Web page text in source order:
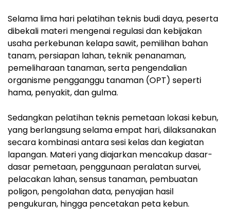
Selama lima hari pelatihan teknis budi daya, peserta
dibekali materi mengenai regulasi dan kebijakan
usaha perkebunan kelapa sawit, pemilihan bahan
tanam, persiapan lahan, teknik penanaman,
pemeliharaan tanaman, serta pengendalian
organisme pengganggu tanaman (OPT) seperti
hama, penyakit, dan gulma.
Sedangkan pelatihan teknis pemetaan lokasi kebun,
yang berlangsung selama empat hari, dilaksanakan
secara kombinasi antara sesi kelas dan kegiatan
lapangan. Materi yang diajarkan mencakup dasar-
dasar pemetaan, penggunaan peralatan survei,
pelacakan lahan, sensus tanaman, pembuatan
poligon, pengolahan data, penyajian hasil
pengukuran, hingga pencetakan peta kebun.